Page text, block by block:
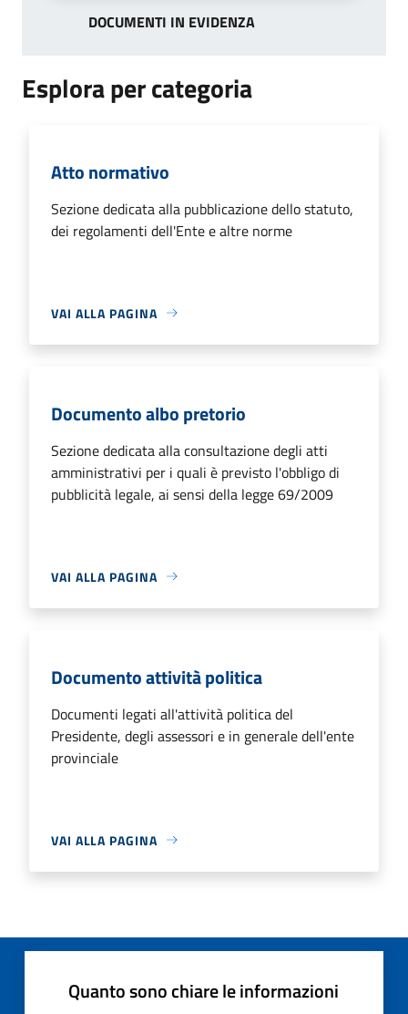
DOCUMENTI IN EVIDENZA
Esplora per categoria
Atto normativo
Sezione dedicata alla pubblicazione dello statuto,
dei regolamenti dell'Ente e altre norme
VAI ALLA PAGINA
Documento albo pretorio
Sezione dedicata alla consultazione degli atti
amministrativi per i quali è previsto l'obbligo di
pubblicità legale, ai sensi della legge 69/2009
VAI ALLA PAGINA
Documento attività politica
Documenti legati all'attività politica del
Presidente, degli assessori e in generale dell'ente
provinciale
VAI ALLA PAGINA
Quanto sono chiare le informazioni